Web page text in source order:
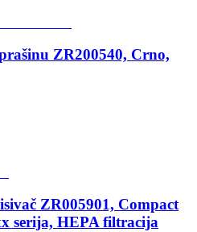
ZR200540, Crno,
ZR005901, Compact
serija, HEPA filtracija